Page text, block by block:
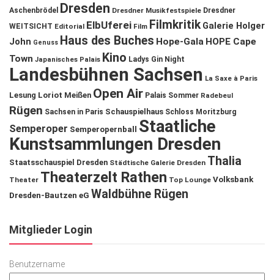
Aschenbrödel
Dresden Dresdner Musikfestspiele Dresdner
WEITSICHT Editorial ElbUferei Film Filmkritik Galerie Holger
John Genuss Haus des Buches Hope-Gala HOPE Cape
Town Japanisches Palais Kino Ladys Gin Night
Landesbühnen Sachsen La Saxe à Paris
Lesung Loriot Meißen Open Air Palais Sommer Radebeul
Rügen Sachsen in Paris Schauspielhaus Schloss Moritzburg
Semperoper Semperopernball
Staatliche
Kunstsammlungen Dresden
Staatsschauspiel Dresden Städtische Galerie Dresden Thalia
Theater Theaterzelt Rathen Top Lounge Volksbank
Dresden-Bautzen eG Waldbühne Rügen
Mitglieder Login
Benutzername